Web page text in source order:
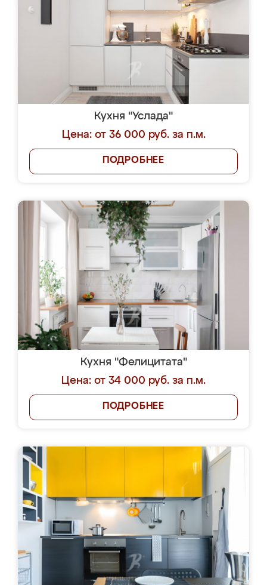
Кухня "Услада"
Цена: от 36 000 руб. за п.м.
ПОДРОБНЕЕ
Кухня "Фелицитата"
Цена: от 34 000 руб. за п.м.
ПОДРОБНЕЕ